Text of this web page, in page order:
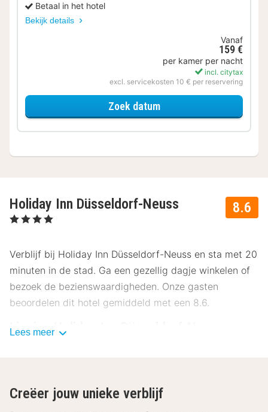
Betaal in het hotel
Bekijk details
Vanaf
159 €
per kamer per nacht
incl. citytax
excl. servicekosten 10 € per reservering
Zoek datumvoor Kerstmarkt Special
8.6
Holiday Inn Düsseldorf-Neuss
, 4 Sterren
Verblijf bij Holiday Inn Düsseldorf-Neuss en sta met 20
minuten in de stad. Ga een gezellig dagje winkelen of
bezoek de bezienswaardigheden. Onze gasten
beoordelen dit hotel gemiddeld met een 8.6.
Ligging Holiday Inn Düsseldorf-Neuss
te doen tijdens jouw verblijf in het Holiday Inn
Lees meer
Creëer jouw unieke verblijf